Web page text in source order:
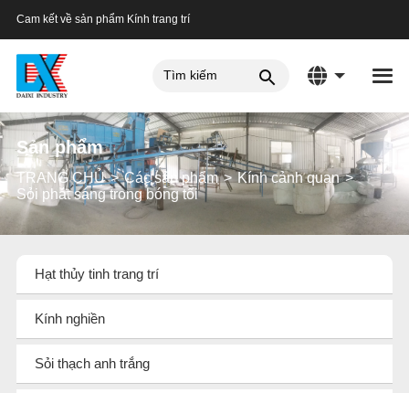
Cam kết về sản phẩm Kính trang trí
Sản phẩm
TRANG CHỦ Các sản phẩm
Kính cảnh quan
Sỏi phát sáng trong bóng tối
Hạt thủy tinh trang trí
Kính nghiền
Sỏi thạch anh trắng